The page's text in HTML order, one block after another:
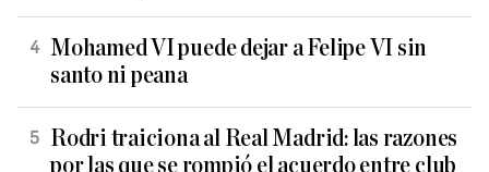
Mohamed VI puede dejar a Felipe VI sin
santo ni peana
Rodri traiciona al Real Madrid: las razones
por las que se rompió el acuerdo entre club